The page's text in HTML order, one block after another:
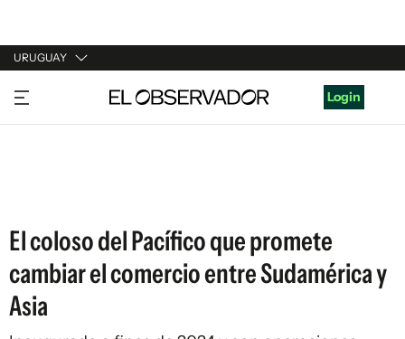
URUGUAY
URUGUAY
ARGENTINA
Login
El coloso del Pacífico que promete
cambiar el comercio entre Sudamérica y
Asia